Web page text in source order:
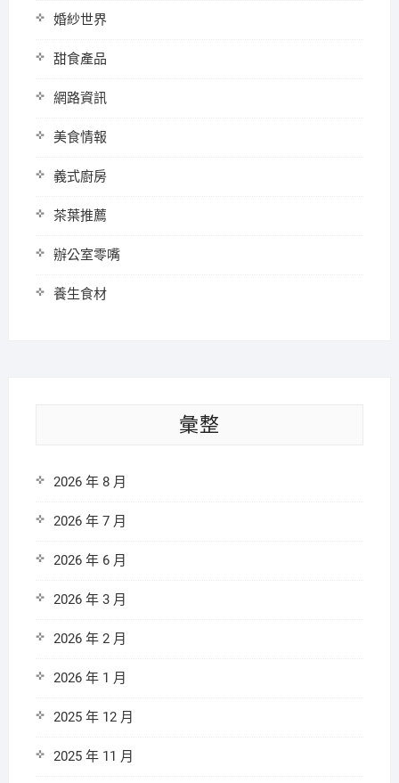
婚紗世界
甜食產品
網路資訊
美食情報
義式廚房
茶葉推薦
辦公室零嘴
養生食材
彙整
2026 年 8 月
2026 年 7 月
2026 年 6 月
2026 年 3 月
2026 年 2 月
2026 年 1 月
2025 年 12 月
2025 年 11 月